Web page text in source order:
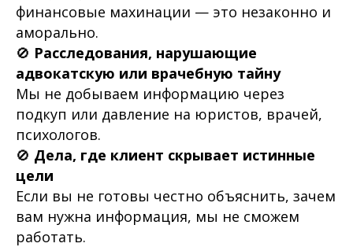
финансовые махинации — это незаконно и
аморально.
🚫 Расследования, нарушающие
адвокатскую или врачебную тайну
Мы не добываем информацию через
подкуп или давление на юристов, врачей,
психологов.
🚫 Дела, где клиент скрывает истинные
цели
Если вы не готовы честно объяснить, зачем
вам нужна информация, мы не сможем
работать.